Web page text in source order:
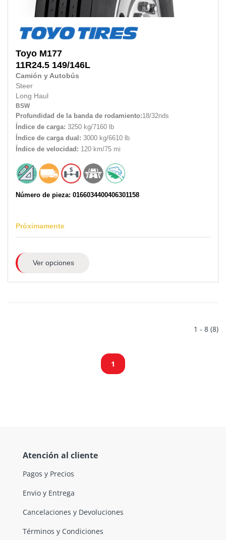
Toyo M177
11R24.5 149/146L
Camión y Autobús
Steer
Long Haul
BSW
Profundidad de la banda de rodamiento:18/32nds
Índice de carga: 3250 kg/7160 lb
Índice de carga dual: 3000 kg/6610 lb
Índice de velocidad: 120 km/75 mi
Número de pieza: 0166034400406301158
Próximamente
Ver opciones
1 - 8 (8)
1
Atención al cliente
Pagos y Precios
Envio y Entrega
Cancelaciones y Devoluciones
Términos y Condiciones